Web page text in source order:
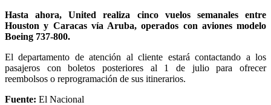
Hasta ahora, United realiza cinco vuelos semanales entre
Houston y Caracas vía Aruba, operados con aviones modelo
Boeing 737-800.
El departamento de atención al cliente estará contactando a los
pasajeros con boletos posteriores al 1 de julio para ofrecer
reembolsos o reprogramación de sus itinerarios.
Fuente: El Nacional